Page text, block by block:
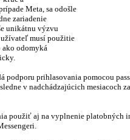
Meta, sa odošle
zariadenie
unikátnu výzvu
musí použitie
odomyká
podporu prihlasovania pomocou
v nadchádzajúcich mesiacoch
použiť aj na vyplnenie platobných